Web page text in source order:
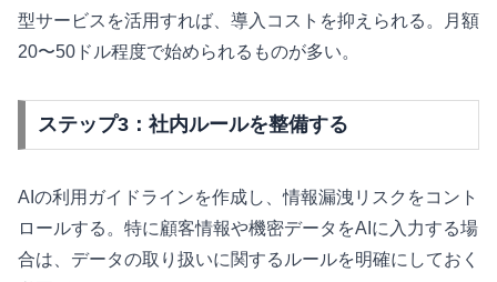
型サービスを活用すれば、導入コストを抑えられる。月額
20〜50ドル程度で始められるものが多い。
ステップ3：社内ルールを整備する
AIの利用ガイドラインを作成し、情報漏洩リスクをコント
ロールする。特に顧客情報や機密データをAIに入力する場
合は、データの取り扱いに関するルールを明確にしておく